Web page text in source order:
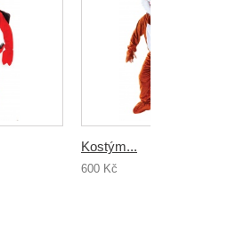
Kostým...
600 Kč